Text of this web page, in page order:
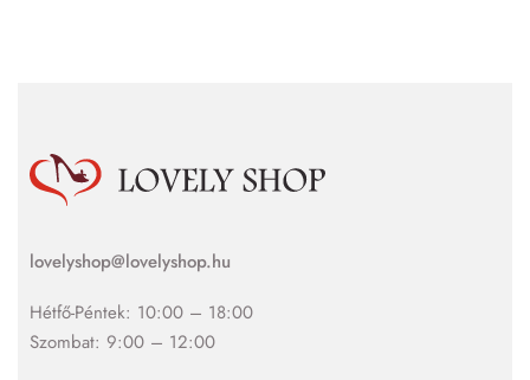
lovelyshop@lovelyshop.hu
Hétfő-Péntek: 10:00 – 18:00
Szombat: 9:00 – 12:00